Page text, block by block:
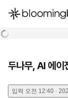
한국어
두나무, AI 에이
입력 오전 12:40 ·